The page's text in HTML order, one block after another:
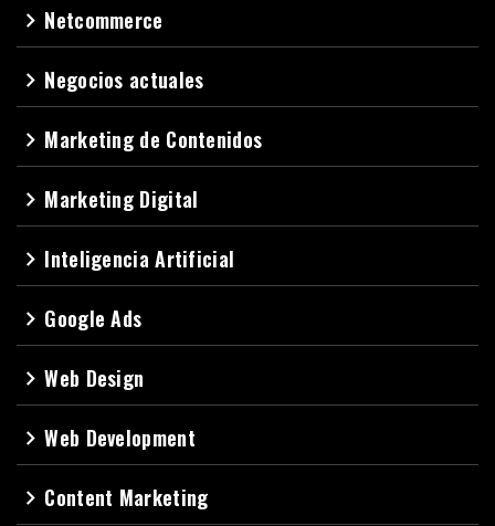
navigate_next Netcommerce
navigate_next Negocios actuales
navigate_next Marketing de Contenidos
navigate_next Marketing Digital
navigate_next Inteligencia Artificial
navigate_next Google Ads
navigate_nextWeb Design
navigate_nextWeb Development
navigate_next Content Marketing